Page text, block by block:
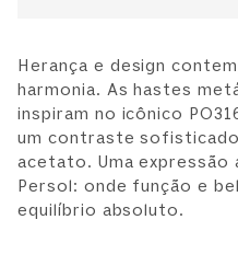
Herança e design
harmonia. As hastes
inspiram no icônico
um contraste
acetato. Uma
Persol: onde função e
equilíbrio absoluto.